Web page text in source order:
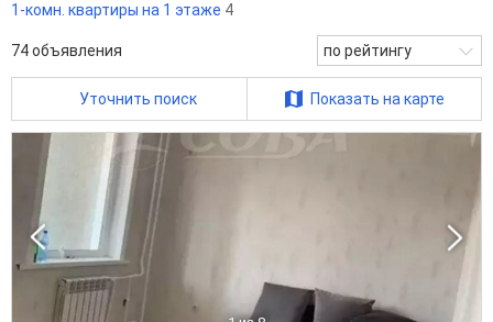
1-комн. квартиры на 1 этаже 4
74объявления по рейтингу
Уточнить поиск Показать на карте